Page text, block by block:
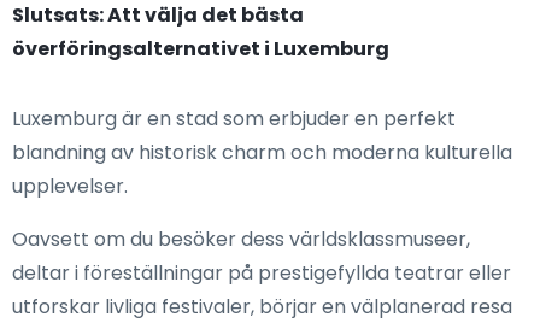
Slutsats: Att välja det bästa
överföringsalternativet i Luxemburg
Luxemburg är en stad som erbjuder en perfekt
blandning av historisk charm och moderna kulturella
upplevelser.
Oavsett om du besöker dess världsklassmuseer,
deltar i föreställningar på prestigefyllda teatrar eller
utforskar livliga festivaler, börjar en välplanerad resa